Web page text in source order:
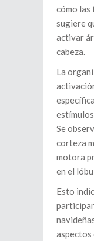
cómo las
sugiere
activar
cabeza.
La
Se
corteza
motora
en el
Esto
aspectos